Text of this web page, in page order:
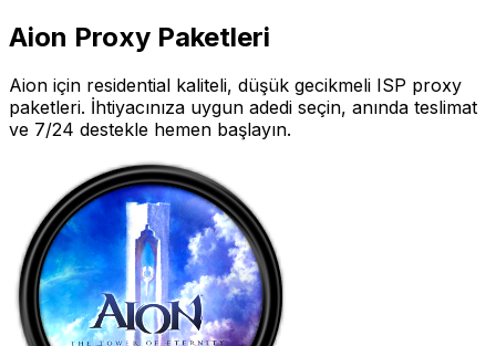
Aion Proxy Paketleri
Aion için residential kaliteli, düşük gecikmeli ISP proxy
paketleri. İhtiyacınıza uygun adedi seçin, anında teslimat
ve 7/24 destekle hemen başlayın.